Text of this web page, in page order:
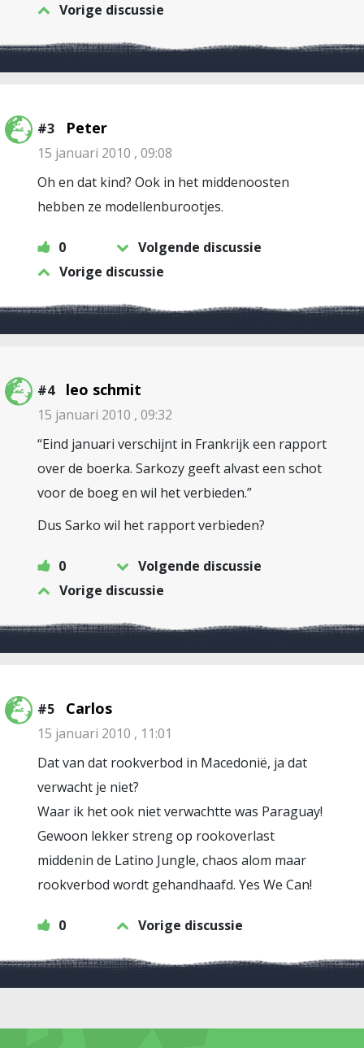
Vorige discussie
#3 Peter
15 januari 2010 , 09:08
Oh en dat kind? Ook in het middenoosten
hebben ze modellenburootjes.
0
Volgende discussie
Vorige discussie
#4 leo schmit
15 januari 2010 , 09:32
“Eind januari verschijnt in Frankrijk een rapport
over de boerka. Sarkozy geeft alvast een schot
voor de boeg en wil het verbieden.”
Dus Sarko wil het rapport verbieden?
0
Volgende discussie
Vorige discussie
#5 Carlos
15 januari 2010 , 11:01
Dat van dat rookverbod in Macedonië, ja dat
verwacht je niet?
Waar ik het ook niet verwachtte was Paraguay!
Gewoon lekker streng op rookoverlast
middenin de Latino Jungle, chaos alom maar
rookverbod wordt gehandhaafd. Yes We Can!
0 Vorige discussie